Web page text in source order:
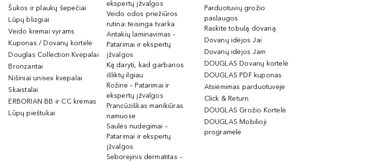
Šukos ir plaukų šepečiai
Lūpų blizgiai
Veido kremai vyrams
Kuponas / Dovanų kortelė
Douglas Collection Kvepalai
Bronzantai
Nišiniai unisex kvepalai
Skaistalai
ERBORIAN BB ir CC kremas
Lūpų pieštukai
ekspertų įžvalgos
Veido odos priežiūros
rutina: teisinga tvarka
Antakių laminavimas –
Patarimai ir ekspertų
įžvalgos
Ką daryti, kad garbanos
išliktų ilgiau
Rožinė – Patarimai ir
ekspertų įžvalgos
Prancūziškas manikiūras
namuose
Saulės nudegimai –
Patarimai ir ekspertų
įžvalgos
Seborėjinis dermatitas –
Parduotuvių grožio
paslaugos
Raskite tobulą dovaną
Dovanų idėjos Jai
Dovanų idėjos Jam
DOUGLAS Dovanų kortelė
DOUGLAS PDF kuponas
Atsiėmimas parduotuvėje
Click & Return
DOUGLAS Grožio Kortelė
DOUGLAS Mobilioji
programėlė